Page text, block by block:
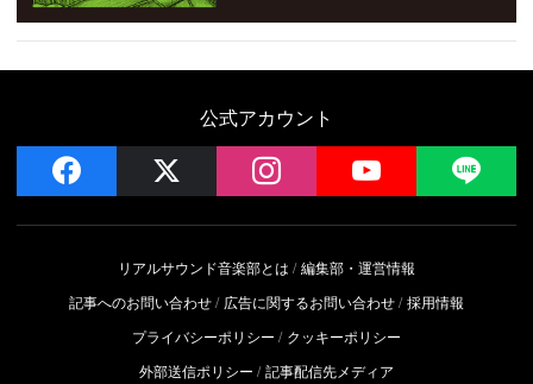
公式アカウント
facebook instagram YouTube
リアルサウンド音楽部とは
編集部・運営情報
記事へのお問い合わせ
広告に関するお問い合わせ 採用情報
プライバシーポリシー
クッキーポリシー
外部送信ポリシー
記事配信先メディア